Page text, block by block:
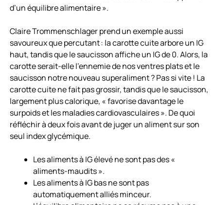
d’un équilibre alimentaire ».
Claire Trommenschlager prend un exemple aussi
savoureux que percutant : la carotte cuite arbore un IG
haut, tandis que le saucisson affiche un IG de 0. Alors, la
carotte serait-elle l’ennemie de nos ventres plats et le
saucisson notre nouveau superaliment ? Pas si vite ! La
carotte cuite ne fait pas grossir, tandis que le saucisson,
largement plus calorique, « favorise davantage le
surpoids et les maladies cardiovasculaires ». De quoi
réfléchir à deux fois avant de juger un aliment sur son
seul index glycémique.
Les aliments à IG élevé ne sont pas des «
aliments-maudits ».
Les aliments à IG bas ne sont pas
automatiquement alliés minceur.